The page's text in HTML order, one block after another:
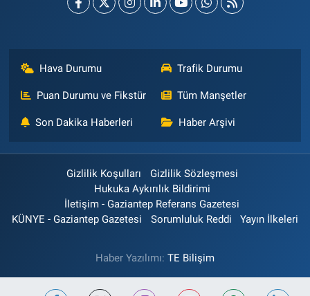
Hava Durumu Trafik Durumu
Puan Durumu ve Fikstür Tüm Manşetler
Son Dakika Haberleri Haber Arşivi
Gizlilik Koşulları
Gizlilik Sözleşmesi
Hukuka Aykırılık Bildirimi
İletişim - Gaziantep Referans Gazetesi
KÜNYE - Gaziantep Gazetesi
Sorumluluk Reddi Yayın İlkeleri
Haber Yazılımı: TE Bilişim